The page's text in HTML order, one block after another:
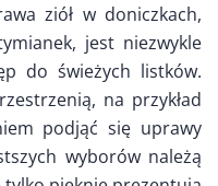
ziół w doniczkach,
jest niezwykle
do świeżych listków.
na przykład
podjąć się uprawy
wyborów należą